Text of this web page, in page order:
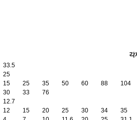
각
33.5
25
15 25 35 50 60 88
104
30 33
76
12.7
12 15 20 25 30 34
35